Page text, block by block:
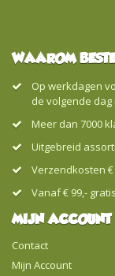
WAAROM
Op werkdagen
de volgende dag
Meer dan 7000
Uitgebreid
Verzendkosten €
Vanaf € 99,-
MIJN ACCOUNT
Contact
Mijn Account